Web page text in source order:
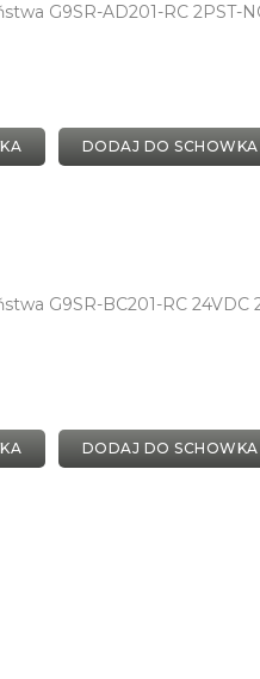
G9SR-AD201-RC 2PST-
DODAJ DO SCHOWKA
G9SR-BC201-RC 24VDC
DODAJ DO SCHOWKA